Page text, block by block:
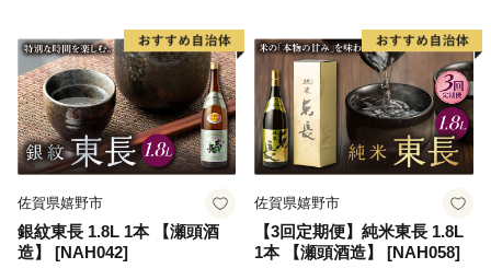
佐賀県嬉野市
銀紋東長 1.8L 1本 【瀬頭酒
造】 [NAH042]
佐賀県嬉野市
【3回定期便】純米東長 1.8L
1本 【瀬頭酒造】 [NAH058]